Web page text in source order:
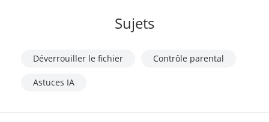
Sujets
Déverrouiller le fichier Contrôle parental
Astuces IA